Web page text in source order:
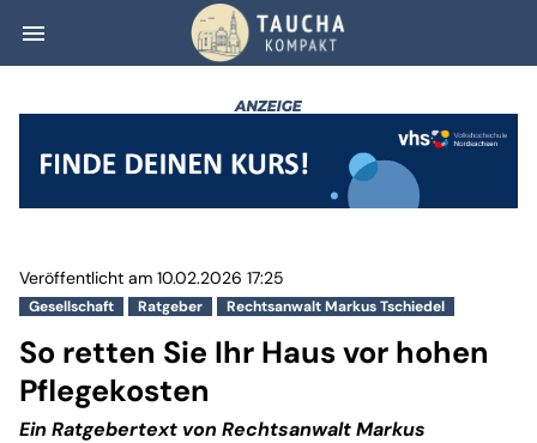
menu So retten Sie Ihr
Gesellschaft Ratgeber Rechtsanwalt Markus Tschiedel
Veröffentlicht am 10.02.2026 17:25
So retten Sie Ihr Haus vor hohen
Pflegekosten
Ein Ratgebertext von Rechtsanwalt Markus